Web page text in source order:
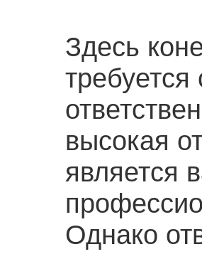
Здесь
высокая
является
Однако